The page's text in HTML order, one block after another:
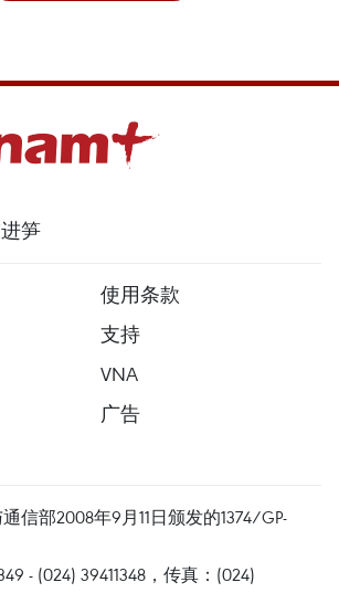
笋
使用条款
支持
VNA
广告
信部2008年9月11日颁发的1374/GP-
- (024) 39411348，传真：(024)